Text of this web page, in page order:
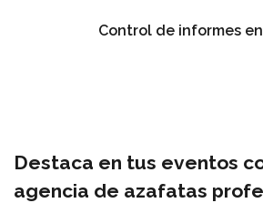
Control de informes
Destaca en tus eventos
agencia de azafatas